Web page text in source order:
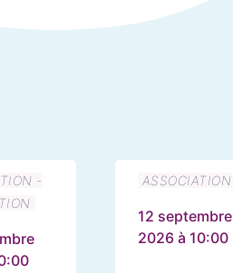
-
ASSOCIATION
12 septembre
2026 à 10:00